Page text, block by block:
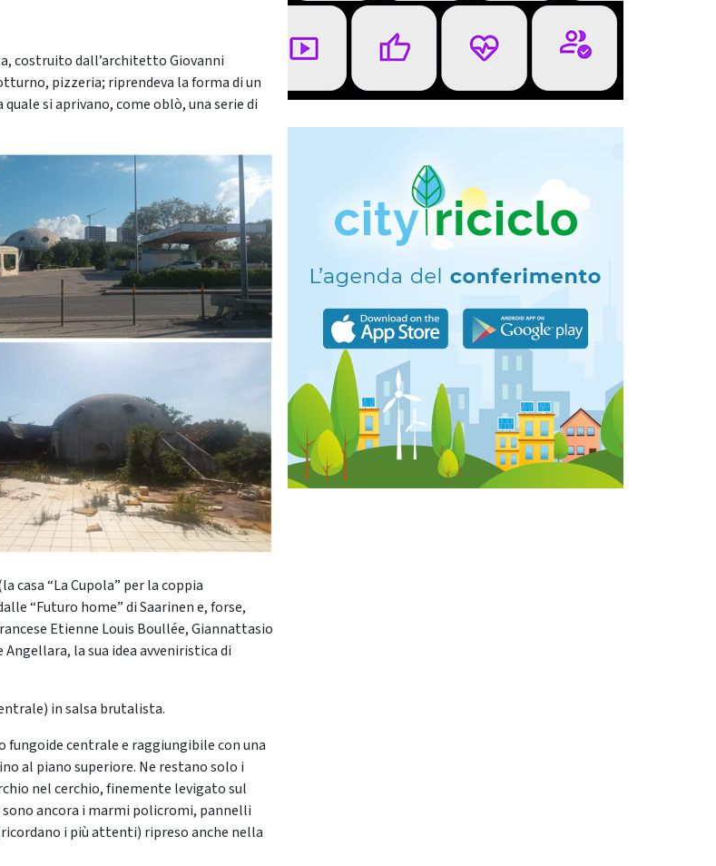
costruito dall’architetto Giovanni
pizzeria; riprendeva la forma di un
si aprivano, come oblò, una serie di
“La Cupola” per la coppia
“Futuro home” di Saarinen e, forse,
Etienne Louis Boullée, Giannattasio
la sua idea avveniristica di
in salsa brutalista.
fungoide centrale e raggiungibile con una
al piano superiore. Ne restano solo i
nel cerchio, finemente levigato sul
ancora i marmi policromi, pannelli
i più attenti) ripreso anche nella